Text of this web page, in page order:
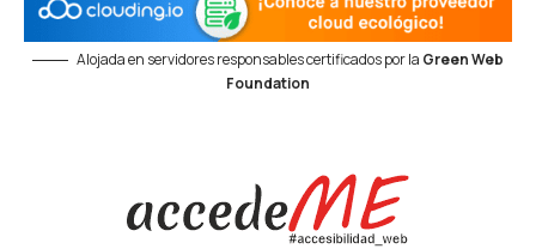
Alojada en servidores responsables certificados por la Green Web
Foundation